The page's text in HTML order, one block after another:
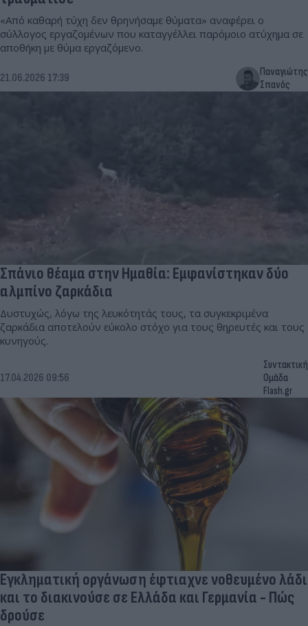
«Από καθαρή τύχη δεν θρηνήσαμε θύματα» αναφέρει ο
σύλλογος εργαζομένων που καταγγέλλει παρόμοιο ατύχημα σε
αποθήκη με θύμα εργαζόμενο.
21.06.2026 17:39
Παναγιώτης
Σπανός
Σπάνιο θέαμα στην Ημαθία: Εμφανίστηκαν δύο
αλμπίνο ζαρκάδια
Δυστυχώς, λόγω της λευκότητάς τους, τα συγκεκριμένα
ζαρκάδια αποτελούν εύκολο στόχο για τους θηρευτές και τους
κυνηγούς.
17.04.2026 09:56
Συντακτική
Ομάδα
Flash.gr
Εγκληματική οργάνωση έφτιαχνε νοθευμένο λάδι
και το διακινούσε σε Ελλάδα και Γερμανία - Πώς
δρούσε